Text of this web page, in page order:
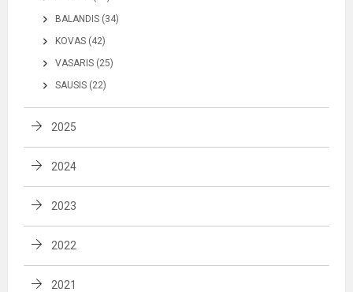
BALANDIS (34)
KOVAS (42)
VASARIS (25)
SAUSIS (22)
2025
2024
2023
2022
2021